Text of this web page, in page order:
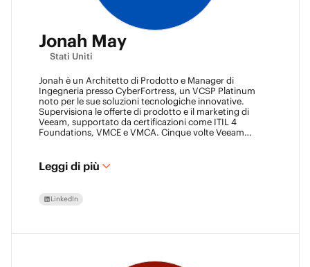
Jonah May
Stati Uniti
Jonah è un Architetto di Prodotto e Manager di
Ingegneria presso CyberFortress, un VCSP Platinum
noto per le sue soluzioni tecnologiche innovative.
Supervisiona le offerte di prodotto e il marketing di
Veeam, supportato da certificazioni come ITIL 4
Foundations, VMCE e VMCA. Cinque volte Veeam
inaugurale e ora serve il suo secondo anno, guidando
anche il Gruppo Aces. Dirige i Gruppi Utenti Veeam di
Community Hackathon. Fuori dal lavoro, Jonah
restituisce come leader Scout per la Troupe 254, dove
Leggi di più
LinkedIn